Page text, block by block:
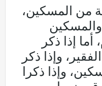
من المسكين،
أما إذا ذكر
وإذا ذكر
وإذا ذكرا